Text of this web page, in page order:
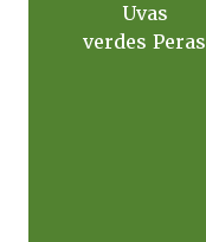
Uvas
verdes Peras